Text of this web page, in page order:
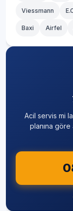
Viessmann
Baxi Airfel
Acil servis mi
planına